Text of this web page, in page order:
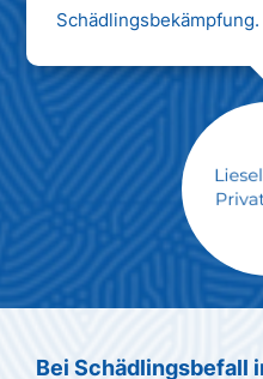
Max
Bei Schädlingsbefall